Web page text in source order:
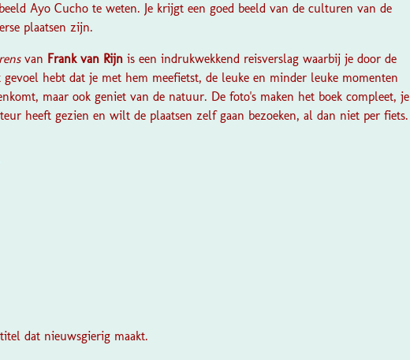
Ayo Cucho te weten. Je krijgt een goed beeld van de culturen van de
plaatsen zijn.
van Frank van Rijn is een indrukwekkend reisverslag waarbij je door de
hebt dat je met hem meefietst, de leuke en minder leuke momenten
maar ook geniet van de natuur. De foto's maken het boek compleet, je
heeft gezien en wilt de plaatsen zelf gaan bezoeken, al dan niet per fiets.
dat nieuwsgierig maakt.